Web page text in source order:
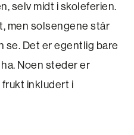
selv midt i skoleferien.
men solsengene står
se. Det er egentlig bare
Noen steder er
frukt inkludert i